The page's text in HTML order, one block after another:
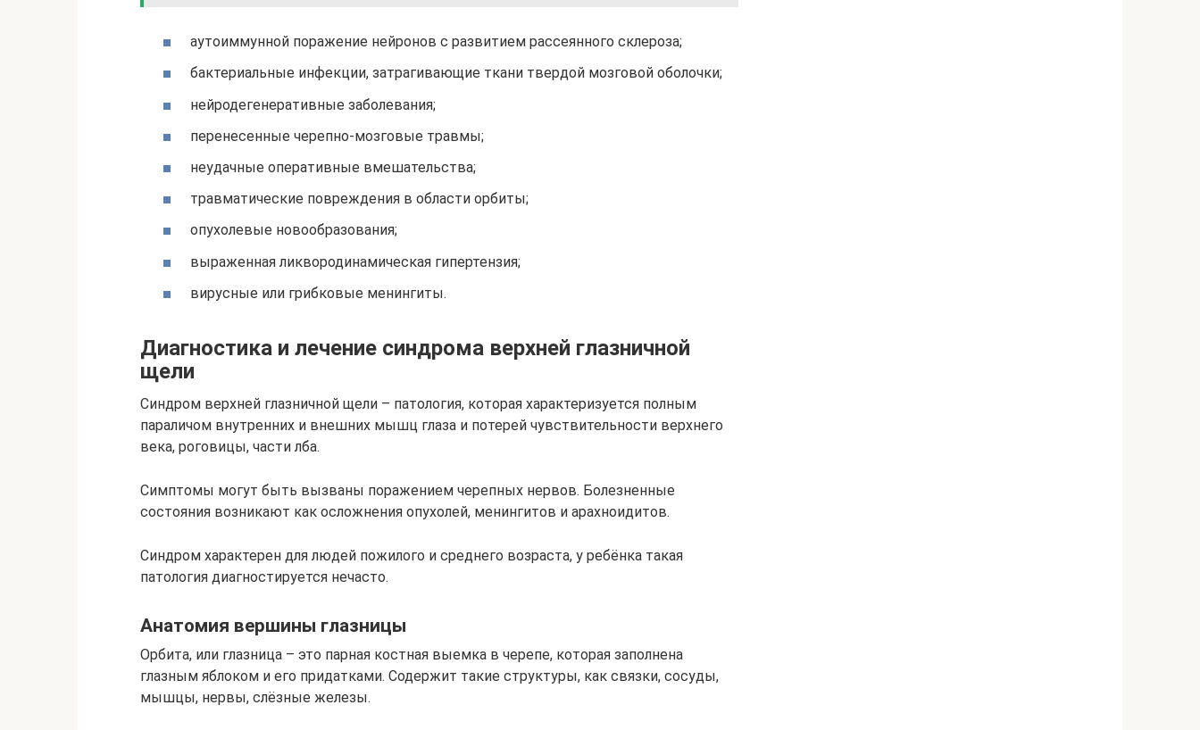
аутоиммунной поражение нейронов с развитием рассеянного склероза;
бактериальные инфекции, затрагивающие ткани твердой мозговой оболочки;
нейродегенеративные заболевания;
перенесенные черепно-мозговые травмы;
неудачные оперативные вмешательства;
травматические повреждения в области орбиты;
опухолевые новообразования;
выраженная ликвородинамическая гипертензия;
вирусные или грибковые менингиты.
Диагностика и лечение синдрома верхней глазничной
щели
Синдром верхней глазничной щели – патология, которая характеризуется полным
параличом внутренних и внешних мышц глаза и потерей чувствительности верхнего
века, роговицы, части лба.
Симптомы могут быть вызваны поражением черепных нервов. Болезненные
состояния возникают как осложнения опухолей, менингитов и арахноидитов.
Синдром характерен для людей пожилого и среднего возраста, у ребёнка такая
патология диагностируется нечасто.
Анатомия вершины глазницы
Орбита, или глазница – это парная костная выемка в черепе, которая заполнена
глазным яблоком и его придатками. Содержит такие структуры, как связки, сосуды,
мышцы, нервы, слёзные железы.